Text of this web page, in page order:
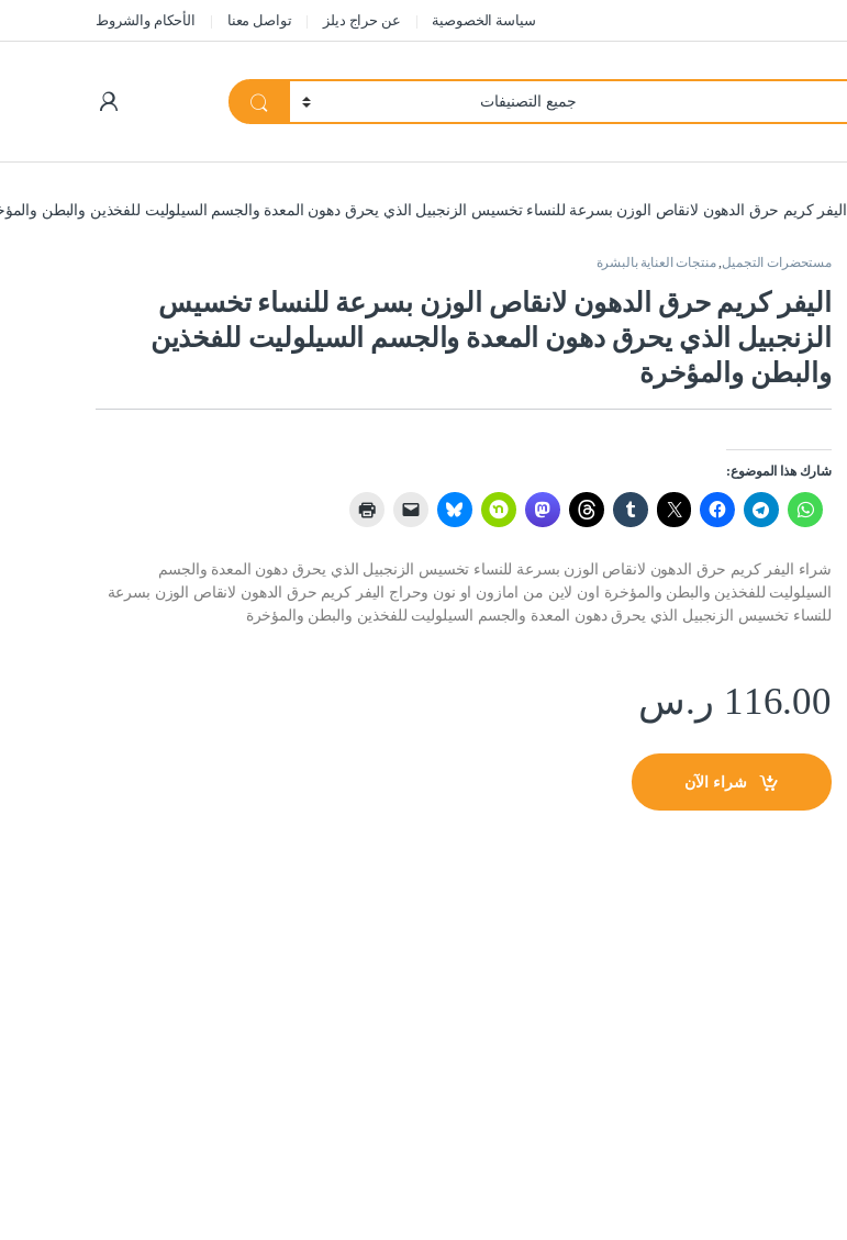
سياسة الخصوصية عن حراج ديلز تواصل معنا الأحكام والشروط
اليفر كريم حرق الدهون لانقاص الوزن بسرعة للنساء تخسيس الزنجبيل الذي يحرق دهون المعدة والجسم السيلوليت للفخذين والبطن
مستحضرات التجميل,منتجات العناية بالبشرة
اليفر كريم حرق الدهون لانقاص الوزن بسرعة للنساء تخسيس
الزنجبيل الذي يحرق دهون المعدة والجسم السيلوليت للفخذين
والبطن والمؤخرة
شارك هذا الموضوع:
شراء اليفر كريم حرق الدهون لانقاص الوزن بسرعة للنساء تخسيس الزنجبيل الذي يحرق دهون المعدة والجسم
السيلوليت للفخذين والبطن والمؤخرة اون لاين من امازون او نون وحراج اليفر كريم حرق الدهون لانقاص الوزن بسرعة
للنساء تخسيس الزنجبيل الذي يحرق دهون المعدة والجسم السيلوليت للفخذين والبطن والمؤخرة
116.00 ر.س
شراء الآن